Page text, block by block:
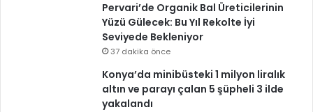
Pervari’de Organik Bal Üreticilerinin
Yüzü Gülecek: Bu Yıl Rekolte İyi
Seviyede Bekleniyor
37 dakika önce
Konya’da minibüsteki 1 milyon liralık
altın ve parayı çalan 5 şüpheli 3 ilde
yakalandı